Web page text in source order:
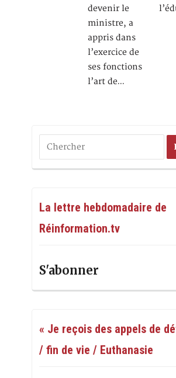
devenir le
ministre, a
appris dans
l’exercice de
ses fonctions
l’art de…
La lettre hebdomadaire de
Réinformation.tv
S'abonner
« Je reçois des appels de
/ fin de vie / Euthanasie